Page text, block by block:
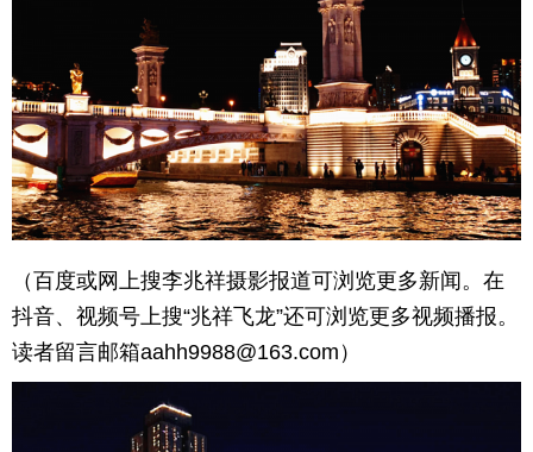
（百度或网上搜李兆祥摄影报道可浏览更多新闻。在
抖音、视频号上搜“兆祥飞龙”还可浏览更多视频播报。
读者留言邮箱aahh9988@163.com）